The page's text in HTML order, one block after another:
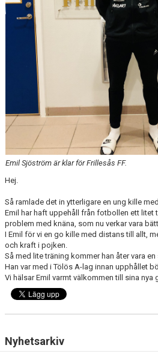
Emil Sjöström är klar för Frillesås FF.
Hej.
Så ramlade det in ytterligare en ung kille
Emil har haft uppehåll från fotbollen ett litet
problem med knäna, som nu verkar vara
I Emil för vi en go kille med distans till allt,
och kraft i pojken.
Så med lite träning kommer han åter vara
Han var med i Tölös A-lag innan upphållet
Vi hälsar Emil varmt välkommen till sina nya
Nyhetsarkiv